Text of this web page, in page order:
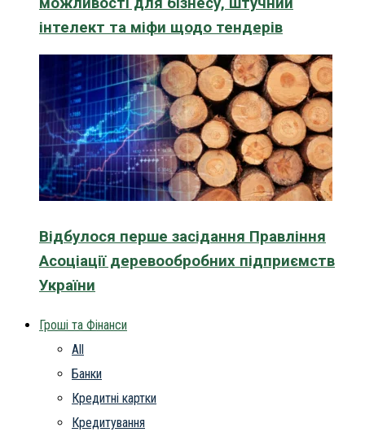
інтелект та міфи щодо тендерів
Відбулося перше засідання Правління
Асоціації деревообробних підприємств
України
Гроші та Фінанси
All
Банки
Кредитні картки
Кредитування